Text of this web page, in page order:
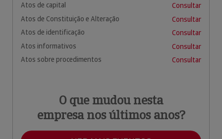
Atos de capital
Consultar
Atos de Constituição e Alteração
Consultar
Atos de identificação
Consultar
Atos informativos
Consultar
Atos sobre procedimentos
Consultar
O que mudou nesta
empresa nos últimos anos?